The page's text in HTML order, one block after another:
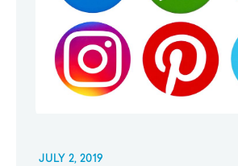
JULY 2, 2019